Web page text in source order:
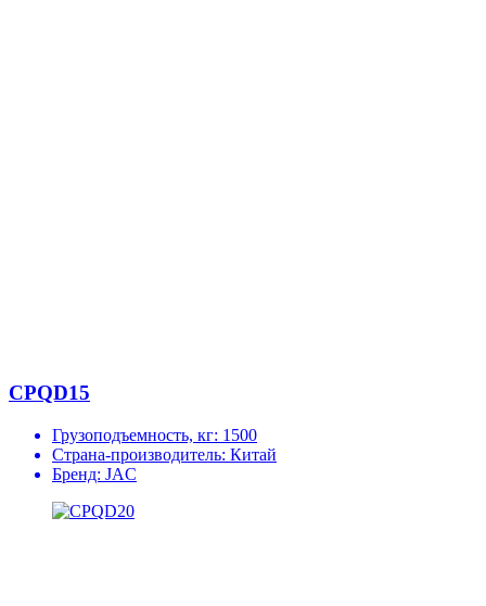
CPQD15
Грузоподъемность, кг: 1500
Страна-производитель: Китай
Бренд: JAC